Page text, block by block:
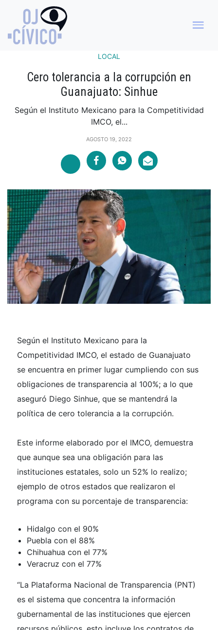
LOCAL
Cero tolerancia a la corrupción en
Guanajuato: Sinhue
Según el Instituto Mexicano para la Competitividad
IMCO, el...
AGOSTO 19, 2022
Según el Instituto Mexicano para la
Competitividad IMCO, el estado de Guanajuato
se encuentra en primer lugar cumpliendo con sus
obligaciones de transparencia al 100%; a lo que
aseguró Diego Sinhue, que se mantendrá la
política de cero tolerancia a la corrupción.
Este informe elaborado por el IMCO, demuestra
que aunque sea una obligación para las
instituciones estatales, solo un 52% lo realizo;
ejemplo de otros estados que realizaron el
programa con su porcentaje de transparencia:
Hidalgo con el 90%
Puebla con el 88%
Chihuahua con el 77%
Veracruz con el 77%
“La Plataforma Nacional de Transparencia (PNT)
es el sistema que concentra la información
gubernamental de las instituciones que ejercen